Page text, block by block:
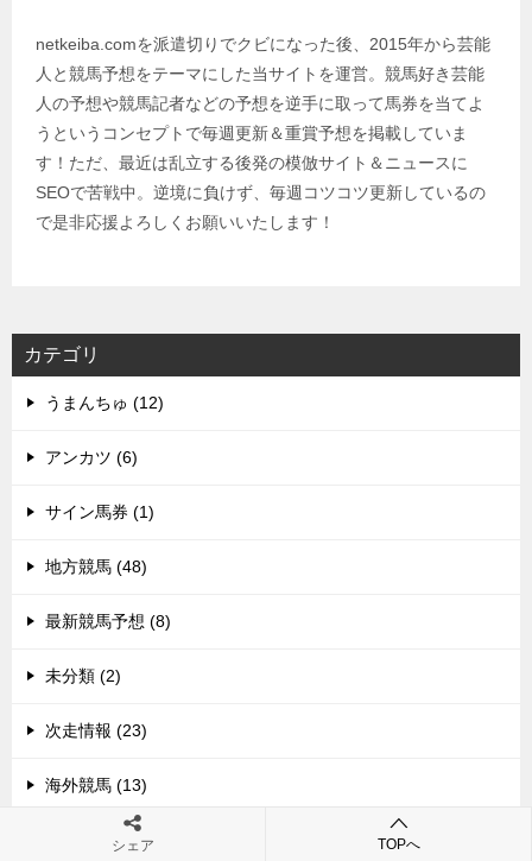
netkeiba.comを派遣切りでクビになった後、2015年から芸能
人と競馬予想をテーマにした当サイトを運営。競馬好き芸能
人の予想や競馬記者などの予想を逆手に取って馬券を当てよ
うというコンセプトで毎週更新＆重賞予想を掲載していま
す！ただ、最近は乱立する後発の模倣サイト＆ニュースに
SEOで苦戦中。逆境に負けず、毎週コツコツ更新しているの
で是非応援よろしくお願いいたします！
カテゴリ
うまんちゅ (12)
アンカツ (6)
サイン馬券 (1)
地方競馬 (48)
最新競馬予想 (8)
未分類 (2)
次走情報 (23)
海外競馬 (13)
競馬予想 (5)
シェア TOPへ